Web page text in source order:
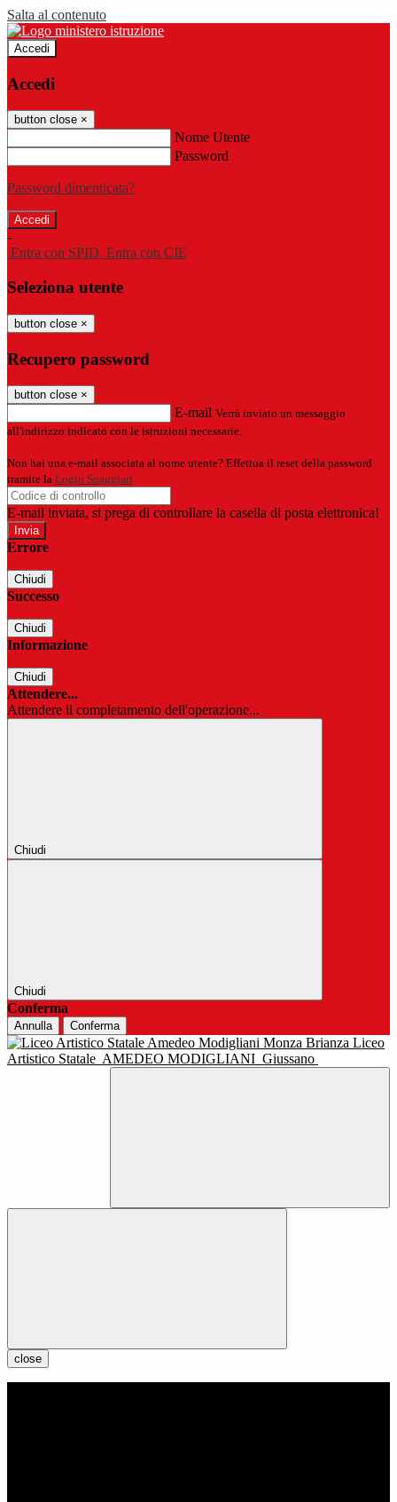
Salta al contenuto
Accedi
Accedi
button close ×
Nome Utente
Password
Password dimenticata?
-
Entra con SPID Entra con CIE
Seleziona utente
button close ×
Recupero password
button close ×
E-mail Verrà inviato un messaggio
all'indirizzo indicato con le istruzioni necessarie.
Non hai una e-mail associata al nome utente? Effettua il reset della password
tramite la Login Spaggiari
E-mail inviata, si prega di controllare la casella di posta elettronica!
Errore
Chiudi
Successo
Chiudi
Informazione
Chiudi
Attendere...
Attendere il completamento dell'operazione...
Chiudi
Chiudi
Conferma
Annulla Conferma
Liceo
Artistico Statale AMEDEO MODIGLIANI Giussano
close